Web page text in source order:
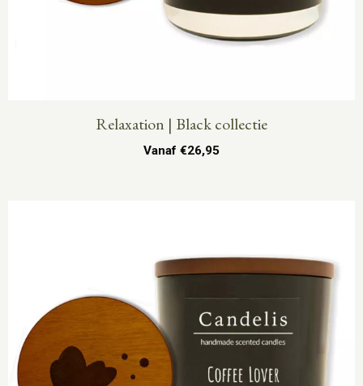
Relaxation | Black collectie
Vanaf €26,95